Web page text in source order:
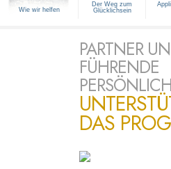
Wie wir helfen
Der Weg zum
Glücklichsein
PARTNER
FÜHRENDE
DAS